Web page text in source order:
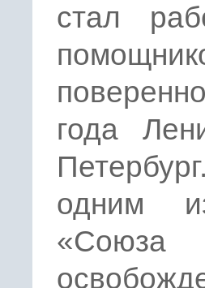
стал
года
одним